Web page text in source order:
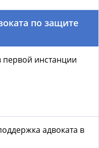
по защите
инстанции
адвоката в